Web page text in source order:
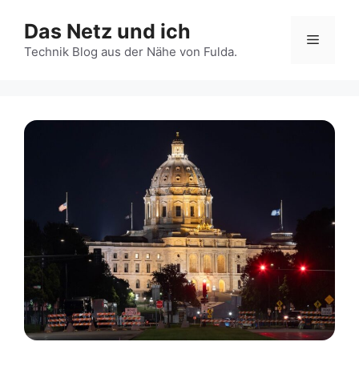
Inhalt
springen
Das Netz und ich
Technik Blog aus der Nähe von Fulda.
Menü